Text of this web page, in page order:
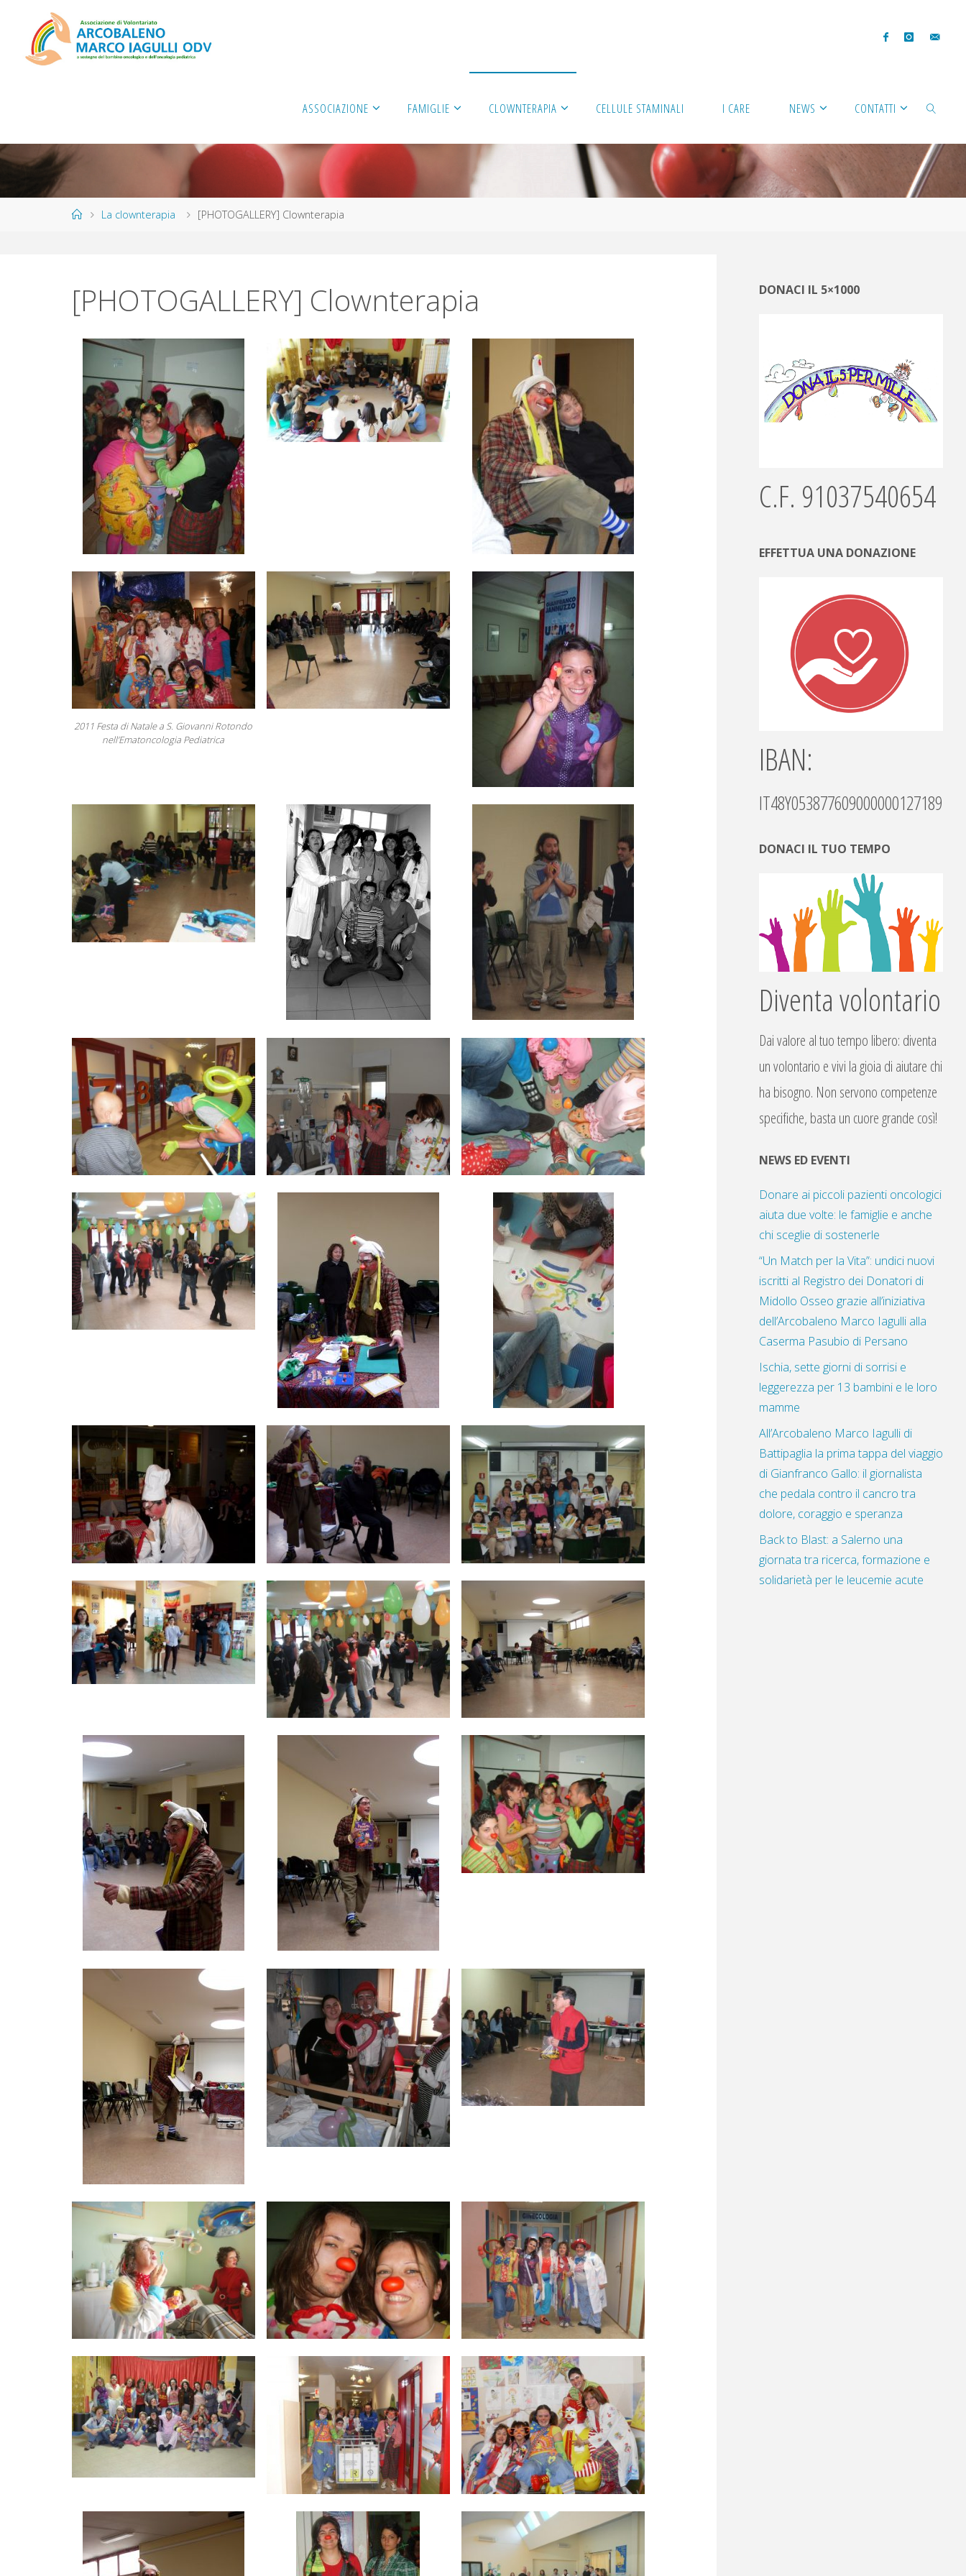
contenuto
ASSOCIAZIONE FAMIGLIE CLOWNTERAPIA CELLULE STAMINALI I CARE NEWS CONTATTI
CERCA
HomeLa clownterapia [PHOTOGALLERY] Clownterapia
[PHOTOGALLERY] Clownterapia
2011 Festa di Natale a S. Giovanni Rotondo
nell’Ematoncologia Pediatrica
DONACI IL 5×1000
C.F. 91037540654
EFFETTUA UNA DONAZIONE
IBAN:
IT48Y0538776090000001271892
DONACI IL TUO TEMPO
Diventa volontario
Dai valore al tuo tempo libero: diventa
un volontario e vivi la gioia di aiutare chi
ha bisogno. Non servono competenze
specifiche, basta un cuore grande così!
NEWS ED EVENTI
Donare ai piccoli pazienti oncologici
aiuta due volte: le famiglie e anche
chi sceglie di sostenerle
“Un Match per la Vita”: undici nuovi
iscritti al Registro dei Donatori di
Midollo Osseo grazie all’iniziativa
dell’Arcobaleno Marco Iagulli alla
Caserma Pasubio di Persano
Ischia, sette giorni di sorrisi e
leggerezza per 13 bambini e le loro
mamme
All’Arcobaleno Marco Iagulli di
Battipaglia la prima tappa del viaggio
di Gianfranco Gallo: il giornalista
che pedala contro il cancro tra
dolore, coraggio e speranza
Back to Blast: a Salerno una
giornata tra ricerca, formazione e
solidarietà per le leucemie acute